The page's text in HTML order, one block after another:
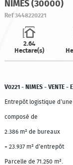
NIMES (30000)
Ref 3448220221
2.64
Hectare(s)
V0221 - NIMES - VENTE -
Entrepôt logistique
composé de
2.386 m² de bureaux
+ 23.937 m² d'entrepôt
Parcelle de 71.250 m².